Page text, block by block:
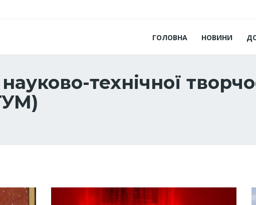
ГОЛОВНА НОВИНИ
технічної